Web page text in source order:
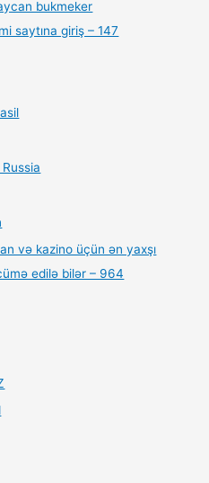
bukmeker
saytına giriş – 147
və kazino üçün ən yaxşı
edilə bilər – 964